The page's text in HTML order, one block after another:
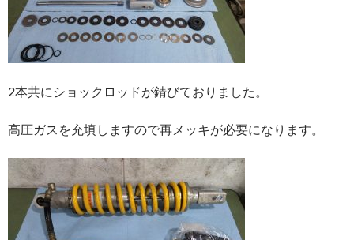
2本共にショックロッドが錆びておりました。
高圧ガスを充填しますので再メッキが必要になります。